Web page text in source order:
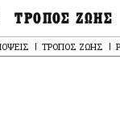
ΤΡΟΠΟΣ ΖΩΗΣ
Μόδα & Στυλ
ΤΡΟΠΟΣ ΖΩΗΣ